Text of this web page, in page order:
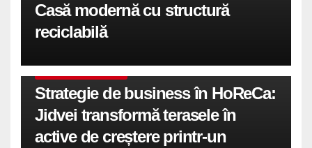
Casă modernă cu structură
reciclabilă
Strategie de business în HoReCa:
Jidvei transformă terasele în
active de creștere printr-un